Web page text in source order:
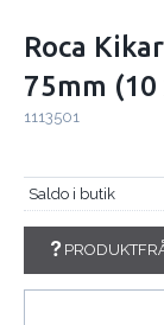
Roca
75mm (10
1113501
Saldo i butik